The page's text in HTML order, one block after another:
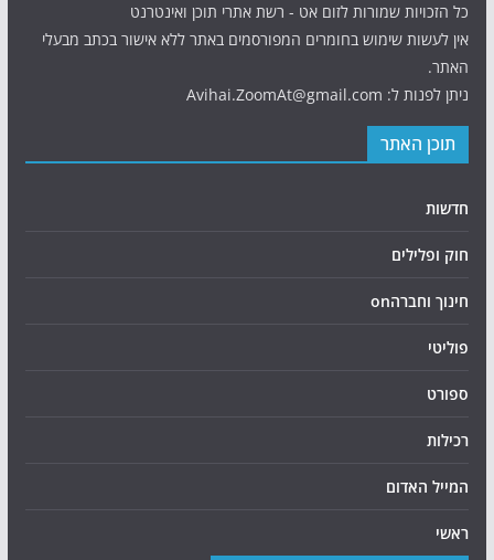
כל הזכויות שמורות לזום אט - רשת אתרי תוכן ואינטרנט
אין לעשות שימוש בחומרים המפורסמים באתר ללא אישור בכתב מבעלי
האתר.
ניתן לפנות ל: Avihai.ZoomAt@gmail.com
תוכן האתר
חדשות
חוק ופלילים
חינוך וחברהon
פוליטי
ספורט
רכילות
המייל האדום
ראשי